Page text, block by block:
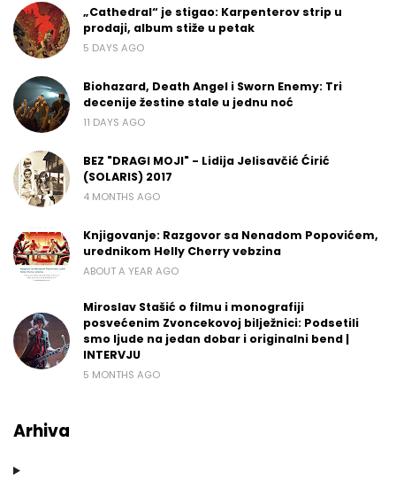
„Cathedral“ je stigao: Karpenterov strip u
prodaji, album stiže u petak
5 DAYS AGO
Biohazard, Death Angel i Sworn Enemy: Tri
decenije žestine stale u jednu noć
11 DAYS AGO
BEZ "DRAGI MOJI" - Lidija Jelisavčić Ćirić
(SOLARIS) 2017
4 MONTHS AGO
Knjigovanje: Razgovor sa Nenadom Popovićem,
urednikom Helly Cherry vebzina
ABOUT A YEAR AGO
Miroslav Stašić o filmu i monografiji
posvećenim Zvoncekovoj bilježnici: Podsetili
smo ljude na jedan dobar i originalni bend |
INTERVJU
5 MONTHS AGO
Arhiva